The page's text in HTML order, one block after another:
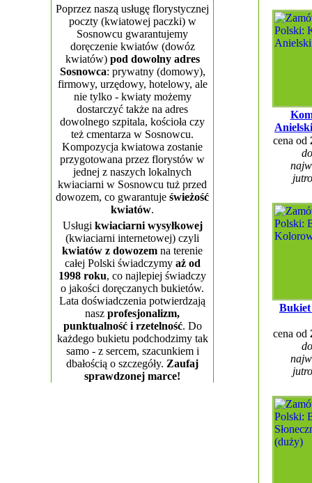
Poprzez naszą usługę florystycznej
poczty (kwiatowej paczki) w
Sosnowcu gwarantujemy
doręczenie kwiatów (dowóz
kwiatów) pod dowolny adres
Sosnowca: prywatny (domowy),
firmowy, urzędowy, hotelowy, ale
nie tylko - kwiaty możemy
dostarczyć także na adres
dowolnego szpitala, kościoła czy
też cmentarza w Sosnowcu.
Kompozycja kwiatowa zostanie
przygotowana przez florystów w
jednej z naszych lokalnych
kwiaciarni w Sosnowcu tuż przed
dowozem, co gwarantuje świeżość
kwiatów.
Usługi kwiaciarni wysyłkowej
(kwiaciarni internetowej) czyli
kwiatów z dowozem na terenie
całej Polski świadczymy aż od
1998 roku, co najlepiej świadczy
o jakości doręczanych bukietów.
Lata doświadczenia potwierdzają
nasz profesjonalizm,
punktualność i rzetelność. Do
każdego bukietu podchodzimy tak
samo - z sercem, szacunkiem i
dbałością o szczegóły. Zaufaj
sprawdzonej marce!
cena od
cena od